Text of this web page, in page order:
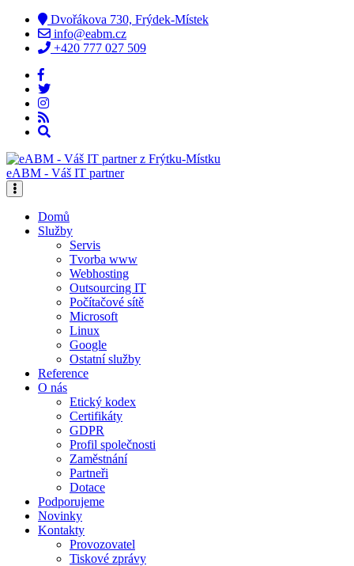
Dvořákova 730, Frýdek-Místek
info@eabm.cz
+420 777 027 509
eABM - Váš IT partner
Domů
Služby
Servis
Tvorba www
Webhosting
Outsourcing IT
Počítačové sítě
Microsoft
Linux
Google
Ostatní služby
Reference
O nás
Etický kodex
Certifikáty
GDPR
Profil společnosti
Zaměstnání
Partneři
Dotace
Podporujeme
Novinky
Kontakty
Provozovatel
Tiskové zprávy